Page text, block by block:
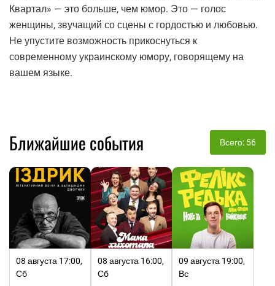
Квартал» — это больше, чем юмор. Это — голос
женщины, звучащий со сцены с гордостью и любовью.
Не упустите возможность прикоснуться к
современному украинскому юмору, говорящему на
вашем языке.
Ближайшие события Всего: 56
08 августа 17:00,
Сб
08 августа 16:00,
Сб
09 августа 19:00,
Вс